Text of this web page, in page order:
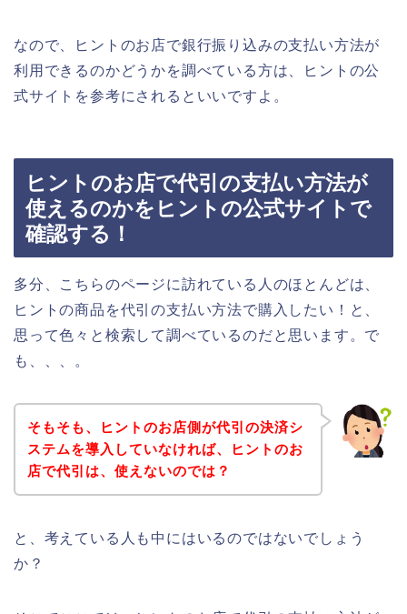
なので、ヒントのお店で銀行振り込みの支払い方法が
利用できるのかどうかを調べている方は、ヒントの公
式サイトを参考にされるといいですよ。
ヒントのお店で代引の支払い方法が
使えるのかをヒントの公式サイトで
確認する！
多分、こちらのページに訪れている人のほとんどは、
ヒントの商品を代引の支払い方法で購入したい！と、
思って色々と検索して調べているのだと思います。で
も、、、。
そもそも、ヒントのお店側が代引の決済シ
ステムを導入していなければ、ヒントのお
店で代引は、使えないのでは？
と、考えている人も中にはいるのではないでしょう
か？